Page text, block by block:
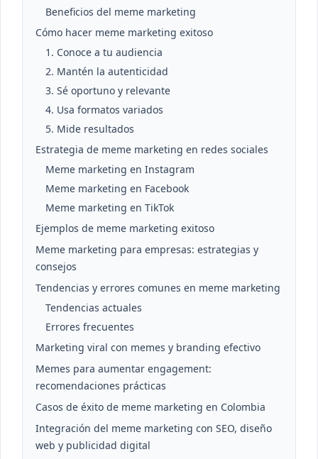
Beneficios del meme marketing
Cómo hacer meme marketing exitoso
1. Conoce a tu audiencia
2. Mantén la autenticidad
3. Sé oportuno y relevante
4. Usa formatos variados
5. Mide resultados
Estrategia de meme marketing en redes sociales
Meme marketing en Instagram
Meme marketing en Facebook
Meme marketing en TikTok
Ejemplos de meme marketing exitoso
Meme marketing para empresas: estrategias y
consejos
Tendencias y errores comunes en meme marketing
Tendencias actuales
Errores frecuentes
Marketing viral con memes y branding efectivo
Memes para aumentar engagement:
recomendaciones prácticas
Casos de éxito de meme marketing en Colombia
Integración del meme marketing con SEO, diseño
web y publicidad digital